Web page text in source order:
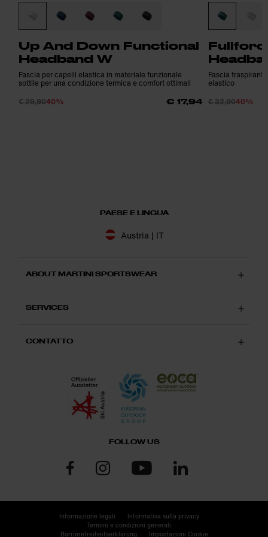
Up And Down Functional
Headband W
Fascia per capelli elastica in materiale funzionale
sottile per una condizione termica e comfort ottimali
€ 29,9040% € 17,94
Fascia
elastico
€ 32,9040%
PAESE E LINGUA
Austria | IT
ABOUT MARTINI SPORTSWEAR
SERVICES
CONTATTO
FOLLOW US
Informazione legali
Informativa sulla privacy
Termini e condizioni generali
Barrierefreiheitserklärung
Impostazioni Cookie